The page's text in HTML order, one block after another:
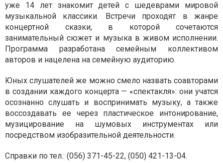
уже 14 лет знакомит детей с шедеврами мировой
музыкальной классики. Встречи проходят в жанре
концертной сказки, в которой сочетаются
занимательный сюжет и музыка в живом исполнении.
Программа разработана семейным коллективом
авторов и нацелена на семейную аудиторию.
Юных слушателей же можно смело назвать соавторами
в создании каждого концерта — «спектакля»: они учатся
осознанно слушать и воспринимать музыку, а также
воссоздавать ее через пластическое интонирование,
музицирование на шумовых инструментах или
посредством изобразительной деятельности.
Справки по тел.: (056) 371-45-22, (050) 421-13-04.